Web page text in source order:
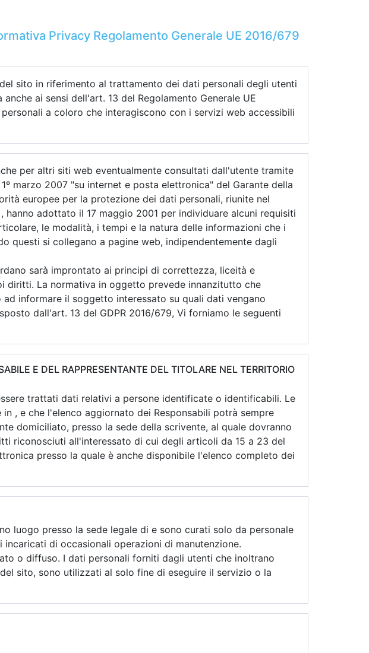
Privacy Regolamento Generale UE 2016/679
sito in riferimento al trattamento dei dati personali degli utenti
ai sensi dell'art. 13 del Regolamento Generale UE
a coloro che interagiscono con i servizi web accessibili
per altri siti web eventualmente consultati dall'utente tramite
marzo 2007 "su internet e posta elettronica" del Garante della
europee per la protezione dei dati personali, riunite nel
adottato il 17 maggio 2001 per individuare alcuni requisiti
le modalità, i tempi e la natura delle informazioni che i
questi si collegano a pagine web, indipendentemente dagli
sarà improntato ai principi di correttezza, liceità e
diritti. La normativa in oggetto prevede innanzitutto che
informare il soggetto interessato su quali dati vengano
dall'art. 13 del GDPR 2016/679, Vi forniamo le seguenti
E DEL RAPPRESENTANTE DEL TITOLARE NEL TERRITORIO
trattati dati relativi a persone identificate o identificabili. Le
in , e che l'elenco aggiornato dei Responsabili potrà sempre
domiciliato, presso la sede della scrivente, al quale dovranno
riconosciuti all'interessato di cui degli articoli da 15 a 23 del
presso la quale è anche disponibile l'elenco completo dei
luogo presso la sede legale di e sono curati solo da personale
di occasionali operazioni di manutenzione.
o diffuso. I dati personali forniti dagli utenti che inoltrano
sito, sono utilizzati al solo fine di eseguire il servizio o la